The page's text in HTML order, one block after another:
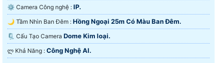
⚙ Camera Công nghệ : IP.
🌙 Tầm Nhìn Ban Đêm : Hồng Ngoại 25m Có Màu Ban Ðêm.
🗜️ Cấu Tạo Camera Dome Kim loại.
️ლ Khả Năng : Công Nghệ AI.